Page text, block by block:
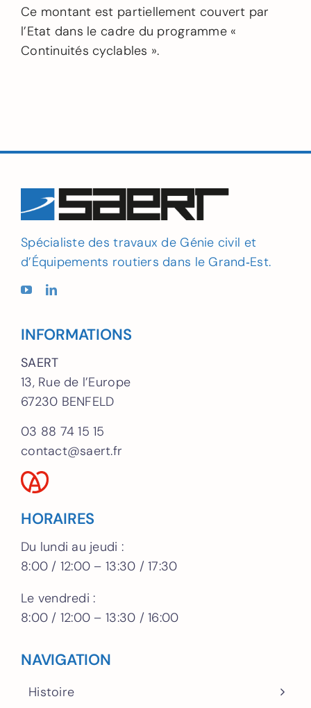
Ce montant est partiellement couvert par
l’Etat dans le cadre du programme «
Continuités cyclables ».
Spécialiste des travaux de Génie civil et
d’Équipements routiers dans le Grand‑Est.
INFORMATIONS
SAERT
13, Rue de l’Europe
67230 BENFELD
03 88 74 15 15
contact@saert.fr
HORAIRES
Du lundi au jeudi :
8:00 / 12:00 – 13:30 / 17:30
Le vendredi :
8:00 / 12:00 – 13:30 / 16:00
NAVIGATION
Histoire